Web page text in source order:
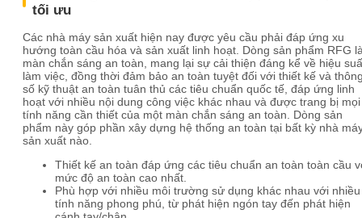
tối ưu
Các nhà máy sản xuất hiện nay được yêu cầu phải đáp ứng xu
hướng toàn cầu hóa và sản xuất linh hoạt. Dòng sản phẩm RFG
màn chắn sáng an toàn, mang lại sự cải thiện đáng kể về hiệu
làm việc, đồng thời đảm bảo an toàn tuyệt đối với thiết kế và
số kỹ thuật an toàn tuân thủ các tiêu chuẩn quốc tế, đáp ứng linh
hoạt với nhiều nội dung công việc khác nhau và được trang bị mọi
tính năng cần thiết của một màn chắn sáng an toàn. Dòng sản
phẩm này góp phần xây dựng hệ thống an toàn tại bất kỳ nhà
sản xuất nào.
Thiết kế an toàn đáp ứng các tiêu chuẩn an toàn toàn cầu
mức độ an toàn cao nhất.
Phù hợp với nhiều môi trường sử dụng khác nhau với nhiều
tính năng phong phú, từ phát hiện ngón tay đến phát hiện